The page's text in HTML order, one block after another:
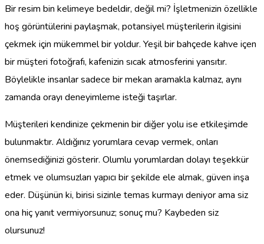
Bir resim bin kelimeye bedeldir, değil mi? İşletmenizin özellikle
hoş görüntülerini paylaşmak, potansiyel müşterilerin ilgisini
çekmek için mükemmel bir yoldur. Yeşil bir bahçede kahve içen
bir müşteri fotoğrafı, kafenizin sıcak atmosferini yansıtır.
Böylelikle insanlar sadece bir mekan aramakla kalmaz, aynı
zamanda orayı deneyimleme isteği taşırlar.
Müşterileri kendinize çekmenin bir diğer yolu ise etkileşimde
bulunmaktır. Aldığınız yorumlara cevap vermek, onları
önemsediğinizi gösterir. Olumlu yorumlardan dolayı teşekkür
etmek ve olumsuzları yapıcı bir şekilde ele almak, güven inşa
eder. Düşünün ki, birisi sizinle temas kurmayı deniyor ama siz
ona hiç yanıt vermiyorsunuz; sonuç mu? Kaybeden siz
olursunuz!